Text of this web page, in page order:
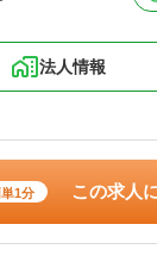
法人情報
1分 この求人